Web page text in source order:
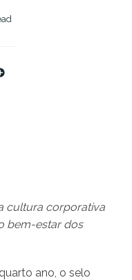
cultura corporativa
bem-estar dos
ano, o selo